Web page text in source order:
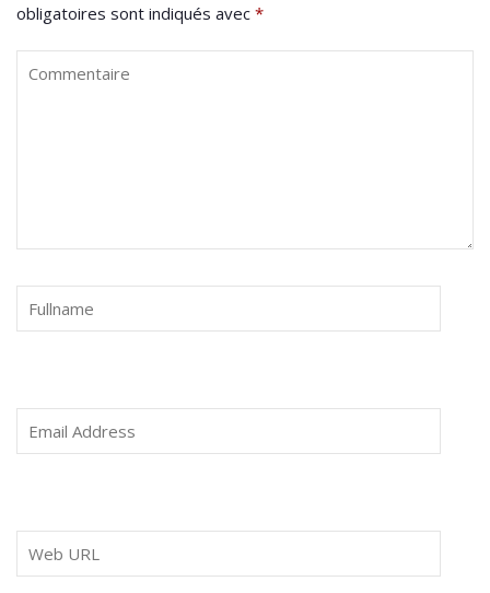
obligatoires sont indiqués avec *